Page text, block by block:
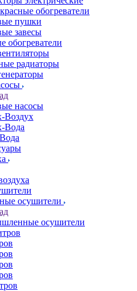
обогреватели
пушки
завесы
обогреватели
радиаторы
насосы
Воздух
Вода
осушители
осушители